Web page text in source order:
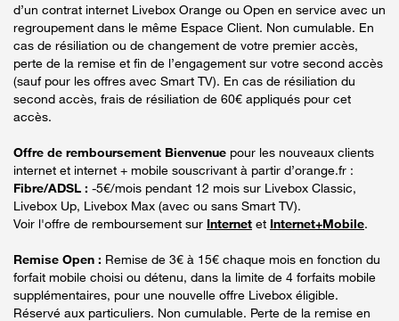
d’un contrat internet Livebox Orange ou Open en service avec un
regroupement dans le même Espace Client. Non cumulable. En
cas de résiliation ou de changement de votre premier accès,
perte de la remise et fin de l’engagement sur votre second accès
(sauf pour les offres avec Smart TV). En cas de résiliation du
second accès, frais de résiliation de 60€ appliqués pour cet
accès.
Offre de remboursement Bienvenue pour les nouveaux clients
internet et internet + mobile souscrivant à partir d’orange.fr :
Fibre/ADSL : -5€/mois pendant 12 mois sur Livebox Classic,
Livebox Up, Livebox Max (avec ou sans Smart TV).
Voir l'offre de remboursement sur Internet et Internet+Mobile.
Remise Open : Remise de 3€ à 15€ chaque mois en fonction du
forfait mobile choisi ou détenu, dans la limite de 4 forfaits mobile
supplémentaires, pour une nouvelle offre Livebox éligible.
Réservé aux particuliers. Non cumulable. Perte de la remise en